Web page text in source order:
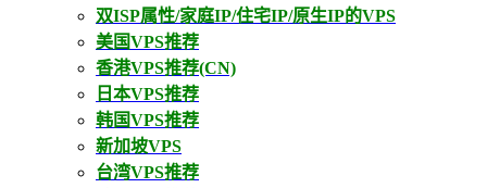
双ISP属性/家庭IP/住宅IP/原生IP的VPS
美国VPS推荐
香港VPS推荐(CN)
日本VPS推荐
韩国VPS推荐
新加坡VPS
台湾VPS推荐